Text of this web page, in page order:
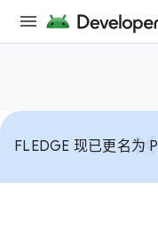
FLEDGE 现已更名为